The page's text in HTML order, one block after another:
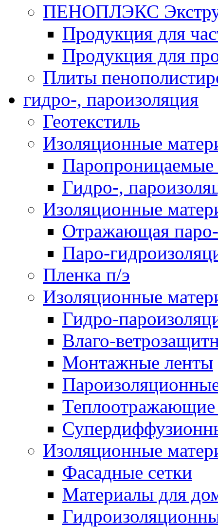
ПЕНОПЛЭКС
Продукция для
Продукция для
Плиты
гидро-, пароизоляция
Геотекстиль
Изоляционные
Гидро-,
Изоляционные
Отражающая
Паро-
Пленка п/э
Изоляционные
Гидро-
Влаго-
Монтажные ленты
Теплоотражающие
Изоляционные
Фасадные сетки
Материалы для